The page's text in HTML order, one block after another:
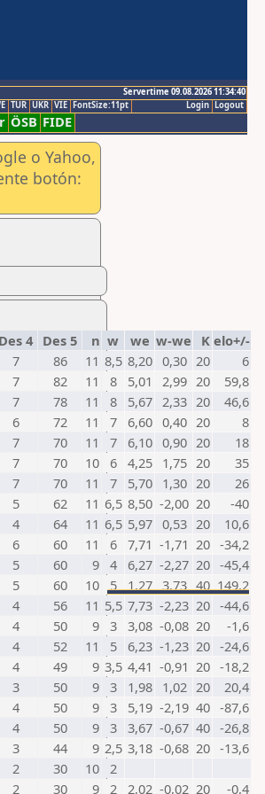
Servertime 09.08.2026 11:34:40
Logout
Login
TUR UKR VIE FontSize:11pt
ÖSB FIDE
o Yahoo,
botón:
Des 4 Des 5 n w we w-we K elo+/-
7 86 11 8,5 8,20 0,30 20
6
7 82 11 8 5,01 2,99 20
59,8
7 78 11 8 5,67 2,33 20
46,6
6 72 11 7 6,60 0,40 20
8
7 70 11 7 6,10 0,90 20
18
7 70 10 6 4,25 1,75 20
35
7 70 11 7 5,70 1,30 20
26
5 62 11 6,5 8,50 -2,00 20
-40
4 64 11 6,5 5,97 0,53 20
10,6
6 60 11 6 7,71 -1,71 20 -34,2
5 60 9 4 6,27 -2,27 20 -45,4
5 60 10 5 1,27 3,73 40 149,2
4 56 11 5,5 7,73 -2,23 20 -44,6
4 50 9 3 3,08 -0,08 20
-1,6
4 52 11 5 6,23 -1,23 20 -24,6
4 49 9 3,5 4,41 -0,91 20 -18,2
3 50 9 3 1,98 1,02 20
20,4
4 50 9 3 5,19 -2,19 40 -87,6
4 50 9 3 3,67 -0,67 40 -26,8
3 44 9 2,5 3,18 -0,68 20 -13,6
2 30 10 2
2 30 9 2 2,02 -0,02 20 -0,4